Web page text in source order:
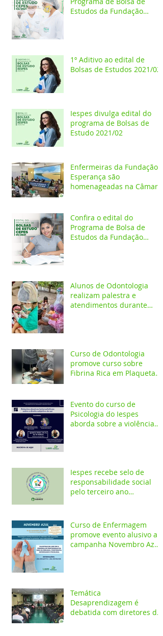
Estudos da Fundação
1º Aditivo ao edital de
Bolsas de Estudos 2021/02
Iespes divulga edital do
programa de Bolsas de
Estudo 2021/02
Enfermeiras da Fundação
Esperança são
homenageadas na Câmara
Confira o edital do
Programa de Bolsa de
Estudos da Fundação
Alunos de Odontologia
realizam palestra e
atendimentos durante
Curso de Odontologia
promove curso sobre
Fibrina Rica em Plaquetas
Evento do curso de
Psicologia do Iespes
aborda sobre a violência
Iespes recebe selo de
responsabilidade social
pelo terceiro ano
Curso de Enfermagem
promove evento alusivo a
campanha Novembro Azul
Temática
Desaprendizagem é
debatida com diretores da